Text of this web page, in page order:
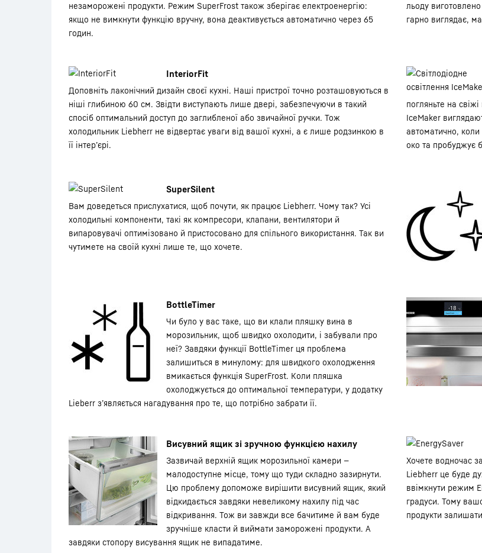
незаморожені продукти. Режим SuperFrost також зберігає електроенергію:
якщо не вимкнути функцію вручну, вона деактивується автоматично через 65
годин.
льоду
гарно виглядає,
InteriorFit
Доповніть лаконічний дизайн своєї кухні. Наші пристрої точно розташовуються в
ніші глибиною 60 см. Звідти виступають лише двері, забезпечуючи в такий
спосіб оптимальний доступ до заглибленої або звичайної ручки. Тож
холодильник Liebherr не відвертає уваги від вашої кухні, а є лише родзинкою в
її інтер’єрі.
погляньте на
IceMaker
автоматично, коли
око та пробуджує
SuperSilent
Вам доведеться прислухатися, щоб почути, як працює Liebherr. Чому так? Усі
холодильні компоненти, такі як компресори, клапани, вентилятори й
випаровувачі оптимізовано й пристосовано для спільного використання. Так ви
чутимете на своїй кухні лише те, що хочете.
BottleTimer
Чи було у вас таке, що ви клали пляшку вина в
морозильник, щоб швидко охолодити, і забували про
неї? Завдяки функції BottleTimer ця проблема
залишиться в минулому: для швидкого охолодження
вмикається функція SuperFrost. Коли пляшка
охолоджується до оптимальної температури, у додатку
Lieberr з’являється нагадування про те, що потрібно забрати її.
Висувний ящик зі зручною функцією нахилу
Зазвичай верхній ящик морозильної камери —
малодоступне місце, тому що туди складно зазирнути.
Цю проблему допоможе вирішити висувний ящик, який
відкидається завдяки невеликому нахилу під час
відкривання. Тож ви завжди все бачитиме й вам буде
зручніше класти й виймати заморожені продукти. А
завдяки стопору висування ящик не випадатиме.
Хочете водночас
Liebherr це буде
ввімкнути режим
градуси. Тому
продукти